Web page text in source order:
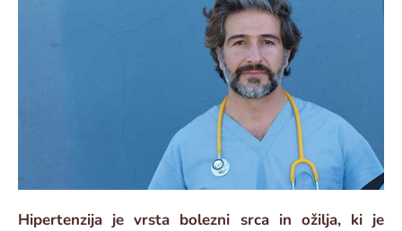
Hipertenzija je vrsta bolezni srca in ožilja, ki je